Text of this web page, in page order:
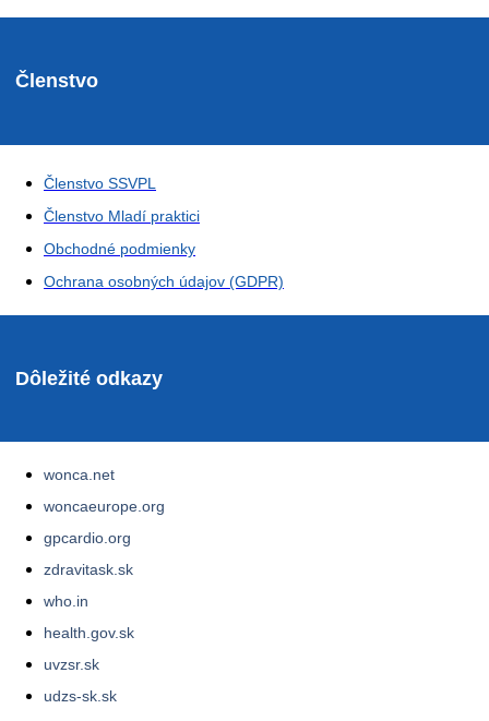
Členstvo
Členstvo SSVPL
Členstvo Mladí praktici
Obchodné podmienky
Ochrana osobných údajov (GDPR)
Dôležité odkazy
wonca.net
woncaeurope.org
gpcardio.org
zdravitask.sk
who.in
health.gov.sk
uvzsr.sk
udzs-sk.sk